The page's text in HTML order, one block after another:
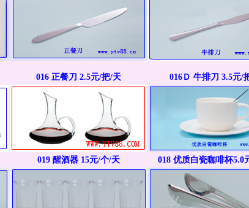
016 正餐刀 2.5元/把/天 016Ｄ 牛排刀 3.5元/
019 醒酒器 15元/个/天 018 优质白瓷咖啡杯5.0